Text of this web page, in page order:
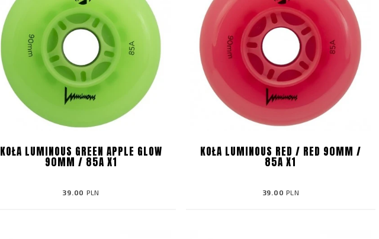
KOŁA LUMINOUS GREEN APPLE GLOW
90MM / 85A X1
39.00 PLN
KOŁA LUMINOUS RED / RED 90MM /
85A X1
39.00 PLN